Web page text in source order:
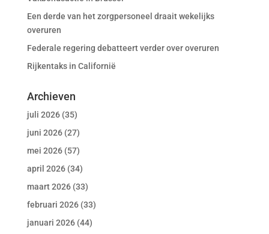
Een derde van het zorgpersoneel draait wekelijks
overuren
Federale regering debatteert verder over overuren
Rijkentaks in Californië
Archieven
juli 2026(35)
juni 2026(27)
mei 2026(57)
april 2026(34)
maart 2026(33)
februari 2026(33)
januari 2026(44)